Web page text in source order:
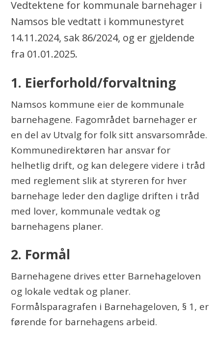
e
Vedtektene for kommunale barnehager i
Namsos ble vedtatt i kommunestyret
14.11.2024, sak 86/2024, og er gjeldende
fra 01.01.2025.
1. Eierforhold/forvaltning
Namsos kommune eier de kommunale
barnehagene. Fagområdet barnehager er
en del av Utvalg for folk sitt ansvarsområde.
Kommunedirektøren har ansvar for
helhetlig drift, og kan delegere videre i tråd
med reglement slik at styreren for hver
barnehage leder den daglige driften i tråd
med lover, kommunale vedtak og
barnehagens planer.
2. Formål
Barnehagene drives etter Barnehageloven
og lokale vedtak og planer.
Formålsparagrafen i Barnehageloven, § 1, er
førende for barnehagens arbeid.